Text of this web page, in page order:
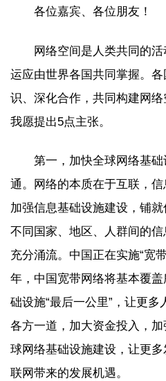
各位嘉宾、各位朋友！
网络空间是人类共同的
运应由世界各国共同掌握。
识、深化合作，共同构建网络
我愿提出5点主张。
第一，加快全球网络基
通。网络的本质在于互联，
加强信息基础设施建设，铺
不同国家、地区、人群间的
充分涌流。中国正在实施“宽
年，中国宽带网络将基本覆
础设施“最后一公里”，让更多
各方一道，加大资金投入，
球网络基础设施建设，让更
联网带来的发展机遇。